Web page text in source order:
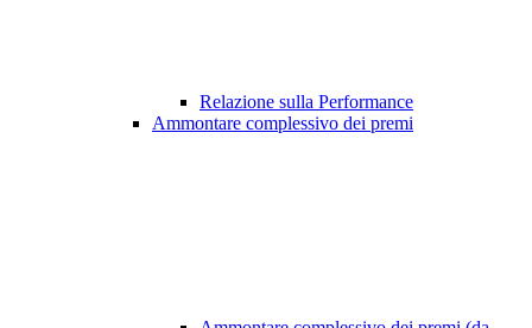
Relazione sulla Performance
Ammontare complessivo dei premi